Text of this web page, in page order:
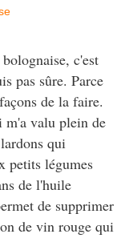
c'est
pas sûre. Parce
de la faire.
m'a valu plein de
qui
petits légumes
de l'huile
de supprimer
de vin rouge qui